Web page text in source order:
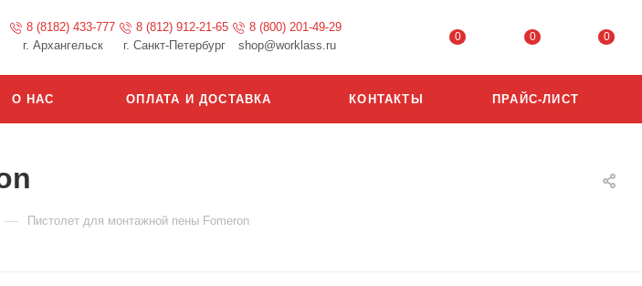
8 (8182) 433-777
г. Архангельск
8 (812) 912-21-65
г. Санкт-Петербург
8 (800) 201-49-29
shop@worklass.ru
0 0 0
О НАС ОПЛАТА И ДОСТАВКА КОНТАКТЫ ПРАЙС-ЛИСТ
— Пистолет для монтажной пены Fomeron